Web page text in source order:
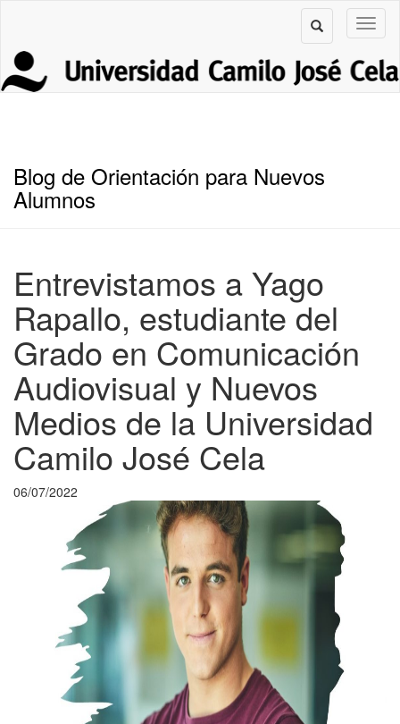
Blog de Orientación para Nuevos
Alumnos
Entrevistamos a Yago
Rapallo, estudiante del
Grado en Comunicación
Audiovisual y Nuevos
Medios de la Universidad
Camilo José Cela
06/07/2022